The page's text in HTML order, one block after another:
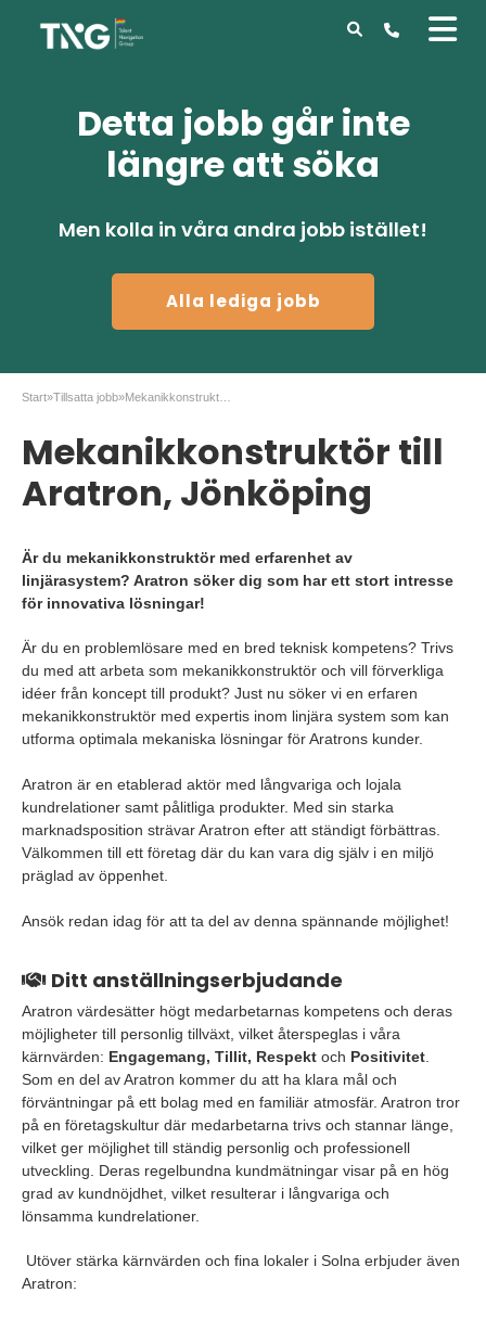
Detta jobb går inte
längre att söka
Men kolla in våra andra jobb istället!
Alla lediga jobb
Start»Tillsatta jobb»
Mekanikkonstruktör till
Aratron, Jönköping
Är du mekanikkonstruktör med erfarenhet av
linjärasystem? Aratron söker dig som har ett stort intresse
för innovativa lösningar!
Är du en problemlösare med en bred teknisk kompetens? Trivs
du med att arbeta som mekanikkonstruktör och vill förverkliga
idéer från koncept till produkt? Just nu söker vi en erfaren
mekanikkonstruktör med expertis inom linjära system som kan
utforma optimala mekaniska lösningar för Aratrons kunder.
Aratron är en etablerad aktör med långvariga och lojala
kundrelationer samt pålitliga produkter. Med sin starka
marknadsposition strävar Aratron efter att ständigt förbättras.
Välkommen till ett företag där du kan vara dig själv i en miljö
präglad av öppenhet.
Ansök redan idag för att ta del av denna spännande möjlighet!
Ditt anställningserbjudande
Aratron värdesätter högt medarbetarnas kompetens och deras
möjligheter till personlig tillväxt, vilket återspeglas i våra
kärnvärden: Engagemang, Tillit, Respekt och Positivitet
Som en del av Aratron kommer du att ha klara mål och
förväntningar på ett bolag med en familiär atmosfär. Aratron tror
på en företagskultur där medarbetarna trivs och stannar länge,
vilket ger möjlighet till ständig personlig och professionell
utveckling. Deras regelbundna kundmätningar visar på en hög
grad av kundnöjdhet, vilket resulterar i långvariga och
lönsamma kundrelationer.
Utöver stärka kärnvärden och fina lokaler i Solna erbjuder även
Aratron: